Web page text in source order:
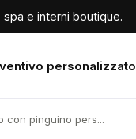
e interni boutique.
personalizzato
con pinguino pers...